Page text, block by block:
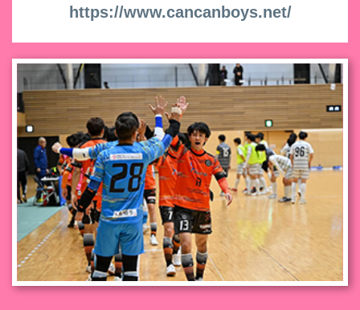
https://www.cancanboys.net/